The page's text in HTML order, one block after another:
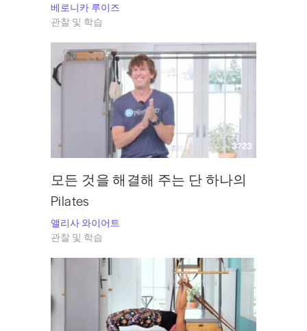
베로니카 루이즈
관찰 및 학습
3?23
모든 것을 해결해 주는 단 하나의
Pilates
앨리사 와이어트
관찰 및 학습